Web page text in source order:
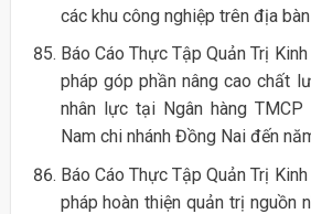
các khu công nghiệp trên địa
Báo Cáo Thực Tập Quản Trị
pháp góp phần nâng cao chất
nhân lực tại Ngân hàng
Nam chi nhánh Đồng Nai đến
Báo Cáo Thực Tập Quản Trị
pháp hoàn thiện quản trị nguồn